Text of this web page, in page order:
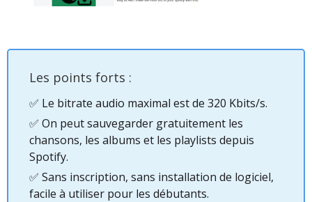
Les points forts :
✅ Le bitrate audio maximal est de 320 Kbits/s.
✅ On peut sauvegarder gratuitement les
chansons, les albums et les playlists depuis
Spotify.
✅ Sans inscription, sans installation de logiciel,
facile à utiliser pour les débutants.